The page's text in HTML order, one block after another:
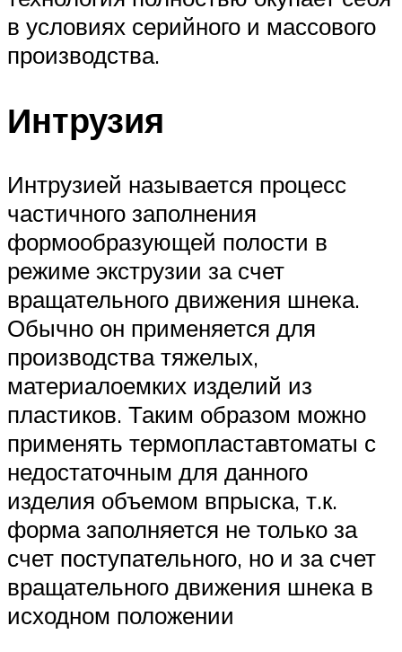
в условиях серийного и массового
производства.
Интрузия
Интрузией называется процесс
частичного заполнения
формообразующей полости в
режиме экструзии за счет
вращательного движения шнека.
Обычно он применяется для
производства тяжелых,
материалоемких изделий из
пластиков. Таким образом можно
применять термопластавтоматы с
недостаточным для данного
изделия объемом впрыска, т.к.
форма заполняется не только за
счет поступательного, но и за счет
вращательного движения шнека в
исходном положении